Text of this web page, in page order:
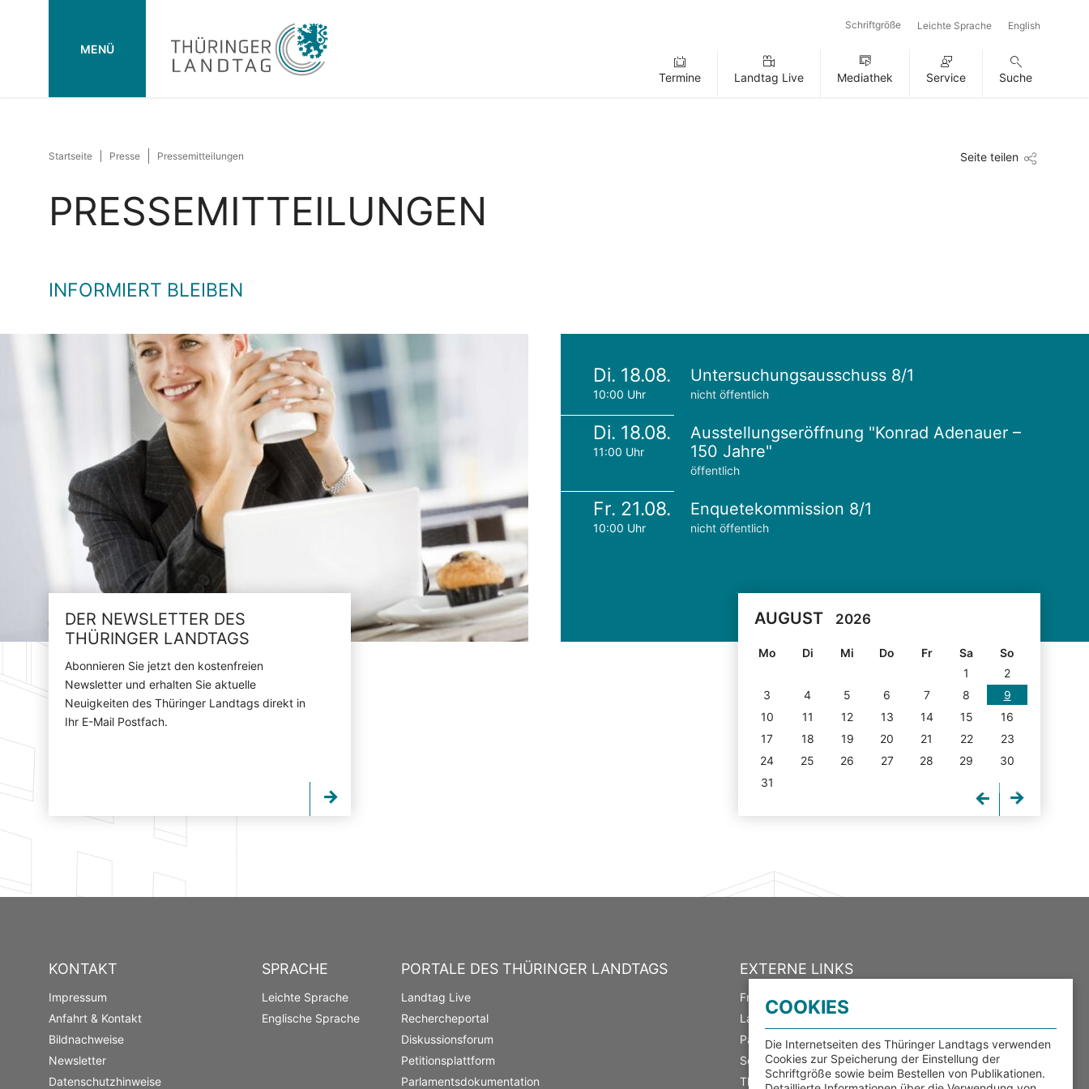
MENÜ
Schriftgröße Leichte Sprache English
Termine Landtag Live Mediathek Service Suche
Startseite Presse Pressemitteilungen Seite teilen
PRESSEMITTEILUNGEN
INFORMIERT BLEIBEN
DER NEWSLETTER DES
THÜRINGER LANDTAGS
Abonnieren Sie jetzt den kostenfreien
Newsletter und erhalten Sie aktuelle
Neuigkeiten des Thüringer Landtags direkt in
Ihr E-Mail Postfach.
Di. 18.08.
10:00 Uhr
Untersuchungsausschuss 8/1
nicht öffentlich
Di. 18.08.
11:00 Uhr
Ausstellungseröffnung "Konrad Adenauer –
150 Jahre"
öffentlich
Fr. 21.08.
10:00 Uhr
Enquetekommission 8/1
nicht öffentlich
AUGUST 2026
Mo Di Mi Do Fr Sa
So
1
2
3
4 5 6 7 8
9
10
11 12 13 14 15
16
17
18 19 20 21 22
23
24
25 26 27 28 29
30
31
KONTAKT
Impressum
Anfahrt & Kontakt
Bildnachweise
Newsletter
Datenschutzhinweise
SPRACHE
Leichte Sprache
Englische Sprache
PORTALE DES THÜRINGER LANDTAGS
Landtag Live
Rechercheportal
Diskussionsforum
Petitionsplattform
Parlamentsdokumentation
EXTERNE LINKS
Freistaat Thüringen
Landeswahlleiter
Parlamentsspiegel
Serviceportal Thüringen
Thüringer Transparenzportal
COOKIES
Die Internetseiten des Thüringer Landtags verwenden
Cookies zur Speicherung der Einstellung der
Schriftgröße sowie beim Bestellen von Publikationen.